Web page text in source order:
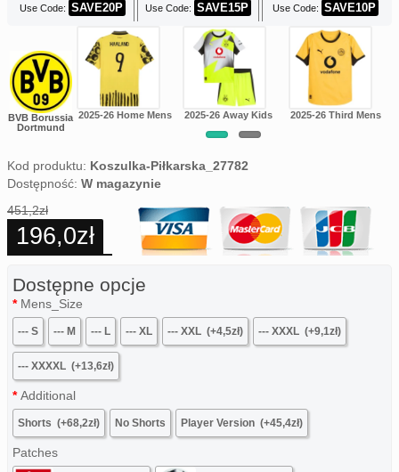
Use Code: SAVE20P Use Code: SAVE15P Use Code: SAVE10P
BVB Borussia
Dortmund
Home Mens 2025-26 Home Mens 2025-26 Away Kids 2025-26 Third Mens
Kod produktu: Koszulka-Piłkarska_27782
Dostępność: W magazynie
451,2zł
196,0zł
Dostępne opcje
Mens_Size
--- S --- M --- L --- XL --- XXL (+4,5zł) --- XXXL (+9,1zł)
--- XXXXL (+13,6zł)
Additional
Shorts (+68,2zł) No Shorts Player Version (+45,4zł)
Patches